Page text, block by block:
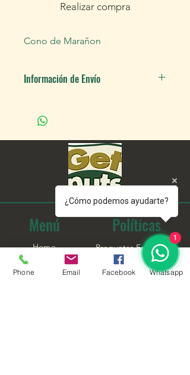
Realizar compra
Cono de Marañon
Información de Envío
Gratis
Incluye el centro de San Jose,
Cartago, Alajuela y Heredia, no así los
alrededores.
Menú
Home
Nosotros
Comprar
Políticas
Preguntas Frecuentes
Información de Envíos
Phone Email Facebook Whatsapp
¿Cómo podemos ayudarte?
1